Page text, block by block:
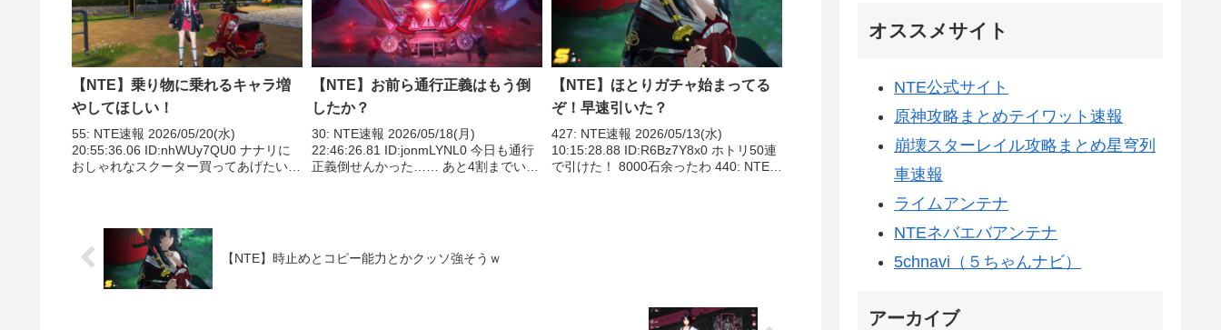
【NTE】乗り物に乗れるキャラ増
やしてほしい！
55: NTE速報 2026/05/20(水)
20:55:36.06 ID:nhWUy7QU0 ナナリに
おしゃれなスクーター買ってあげたい
【NTE】お前ら通行正義はもう倒
したか？
30: NTE速報 2026/05/18(月)
22:46:26.81 ID:jonmLYNL0 今日も通行
正義倒せんかった…… あと4割までいけ
【NTE】ほとりガチャ始まってる
ぞ！早速引いた？
427: NTE速報 2026/05/13(水)
10:15:28.88 ID:R6Bz7Y8x0 ホトリ50連
で引けた！ 8000石余ったわ 440: NTE速
【NTE】時止めとコピー能力とかクッソ強そうｗ
オススメサイト
NTE公式サイト
原神攻略まとめテイワット速報
崩壊スターレイル攻略まとめ星穹列
車速報
ライムアンテナ
NTEネバエバアンテナ
5chnavi（５ちゃんナビ）
アーカイブ